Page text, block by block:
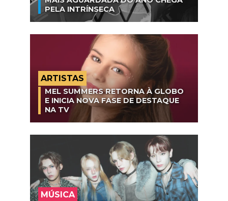
PELA INTRÍNSECA
ARTISTAS
MEL SUMMERS RETORNA À GLOBO
E INICIA NOVA FASE DE DESTAQUE
NA TV
MÚSICA